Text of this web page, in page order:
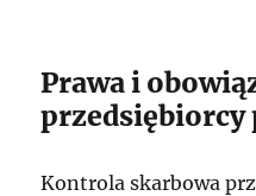
Prawa i
Kontrola skarbowa